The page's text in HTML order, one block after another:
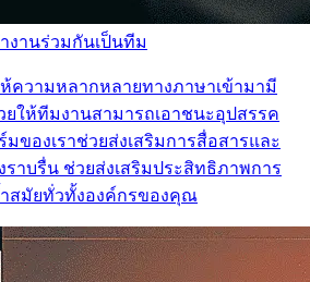
งานร่วมกันเป็นทีม
ให้ความหลากหลายทางภาษาเข้ามามี
ให้ทีมงานสามารถเอาชนะอุปสรรค
ของเราช่วยส่งเสริมการสื่อสารและ
าบรื่น ช่วยส่งเสริมประสิทธิภาพการ
สมัยทั่วทั้งองค์กรของคุณ